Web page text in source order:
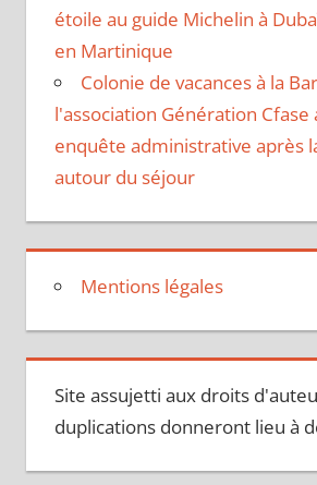
étoile au guide Michelin à
en Martinique
Colonie de vacances à la
l'association Génération Cfase
enquête administrative après
autour du séjour
Mentions légales
Site assujetti aux droits
duplications donneront lieu à